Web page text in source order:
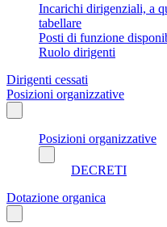
Incarichi dirigenziali, a
tabellare
Posti di funzione
Ruolo dirigenti
Dirigenti cessati
Posizioni organizzative
Posizioni organizzative
DECRETI
Dotazione organica